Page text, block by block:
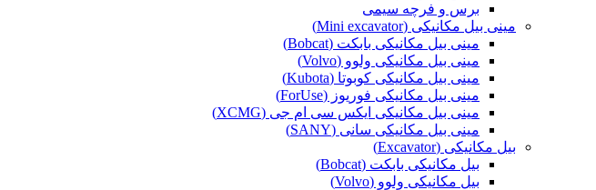
برس و فرچه سیمی
مینی بیل مکانیکی (Mini excavator)
مینی بیل مکانیکی بابکت (Bobcat)
مینی بیل مکانیکی ولوو (Volvo)
مینی بیل مکانیکی کوبوتا (Kubota)
مینی بیل مکانیکی فوریوز (ForUse)
مینی بیل مکانیکی ایکس سی ام جی (XCMG)
مینی بیل مکانیکی سانی (SANY)
بیل مکانیکی (Excavator)
بیل مکانیکی بابکت (Bobcat)
بیل مکانیکی ولوو (Volvo)